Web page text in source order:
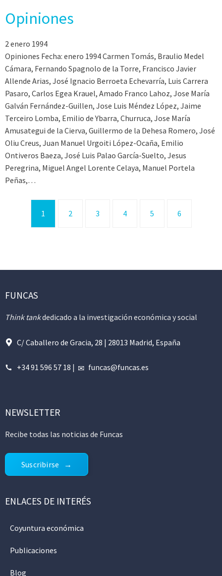
Opiniones
2 enero 1994
Opiniones Fecha: enero 1994 Carmen Tomás, Braulio Medel
Cámara, Fernando Spagnolo de la Torre, Francisco Javier
Allende Arias, José Ignacio Berroeta Echevarría, Luis Carrera
Pasaro, Carlos Egea Krauel, Amado Franco Lahoz, Jose María
Galván Fernández-Guillen, Jose Luis Méndez López, Jaime
Terceiro Lomba, Emilio de Ybarra, Churruca, Jose María
Amusategui de la Cierva, Guillermo de la Dehesa Romero, José
Oliu Creus, Juan Manuel Urgoiti López-Ocaña, Emilio
Ontiveros Baeza, José Luis Palao García-Suelto, Jesus
Peregrina, Miguel Angel Lorente Celaya, Manuel Portela
Peñas,…
1 2 3 4 5 6
FUNCAS
Think tankdedicado a la investigación económica y social
C/ Caballero de Gracia, 28 | 28013 Madrid, España
+34 91 596 57 18 | funcas@funcas.es
NEWSLETTER
Recibe todas las noticias de Funcas
Suscribirse
ENLACES DE INTERÉS
Coyuntura económica
Publicaciones
Blog